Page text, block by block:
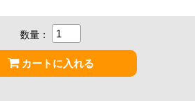
数量：
カートに入れる